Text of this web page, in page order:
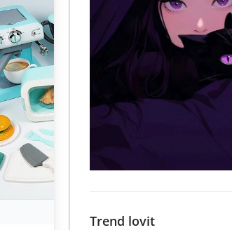
Trend lovit